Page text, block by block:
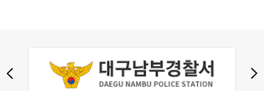
Korean ▪️ Anyone who wants to build a friendship wirh
community members ️ Everyone is welcome to a socializing